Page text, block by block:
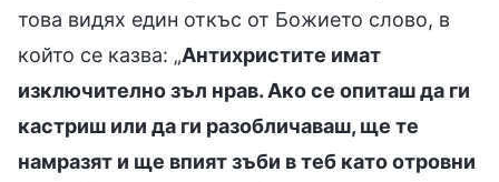
това видях един откъс от Божието слово, в
който се казва: „Антихристите имат
изключително зъл нрав. Ако се опиташ да ги
кастриш или да ги разобличаваш, ще те
намразят и ще впият зъби в теб като отровни